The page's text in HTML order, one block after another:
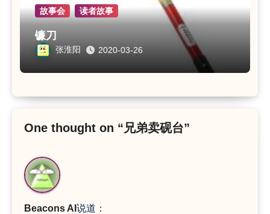
故事会 读者故事
镰刀
张淮阳 2020-03-26
One thought on “兄弟卖砚台”
Beacons AI 说道：